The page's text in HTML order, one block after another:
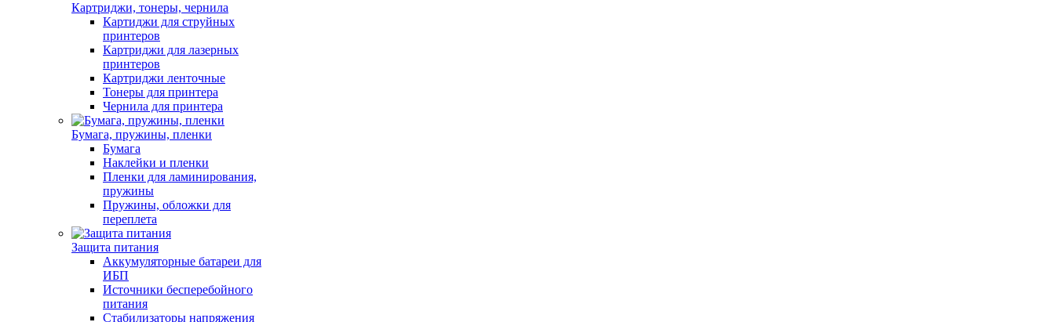
Картриджи, тонеры, чернила
Картиджи для струйных
принтеров
Картриджи для лазерных
принтеров
Картриджи ленточные
Тонеры для принтера
Чернила для принтера
Бумага, пружины, пленки
Бумага
Наклейки и пленки
Пленки для ламинирования,
пружины
Пружины, обложки для
переплета
Защита питания
Аккумуляторные батареи для
ИБП
Источники бесперебойного
питания
Стабилизаторы напряжения